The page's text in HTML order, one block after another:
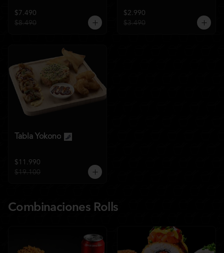
$7.490
$8.490
$2.990
$3.490
Tabla Yokono
$11.990
$19.100
Combinaciones Rolls